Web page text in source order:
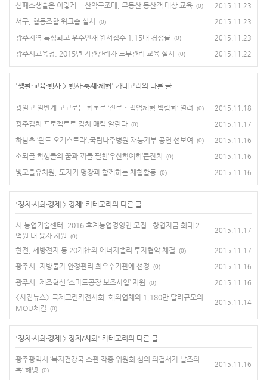
심폐소생술은 이렇게… 산악구조대, 무등산 등산객 대상 교육 (0) 2015.11.23
서구, 협동조합 워크숍 실시 (0) 2015.11.23
광주지역 특성화고 우수인재 원서접수 1.15대 경쟁률 (0) 2015.11.23
광주시교육청, 2015년 기관관리자 노무관리 교육 실시 (0) 2015.11.22
'생활·교육·행사> 행사·축제·체험' 카테고리의 다른 글
광일고 일반계 고교로는 최초로 ‘진로・직업체험 박람회’ 열려 (0) 2015.11.18
광주김치 프로젝트로 김치 매력 알린다 (0) 2015.11.17
하남초 ‘윈드 오케스트라’,국립나주병원 재능기부 공연 선보여 (0) 2015.11.16
소뫼골 학생들의 꿈과 끼를 펼친‘우산학예회’큰잔치 (0) 2015.11.16
빛고을유치원, 도자기 명장과 함께하는 체험활동 (0) 2015.11.16
'정치·사회·경제 > 경제' 카테고리의 다른 글
시 농업기술센터, 2016 후계농업경영인 모집 - 창업자금 최대 2
억원 내 융자 지원
(0)
2015.11.17
한전, 세방전지 등 20개社와 에너지밸리 투자협약 체결 (0) 2015.11.17
광주시, 지방물가 안정관리 최우수기관에 선정 (0) 2015.11.16
광주시, 제조혁신 ‘스마트공장 보조사업’ 지원 (0) 2015.11.16
<사진뉴스> 국제그린카전시회, 해외업체와 1,180만 달러규모의
MOU체결
(0)
2015.11.14
'정치·사회·경제 > 정치/사회' 카테고리의 다른 글
광주광역시 ‘복지건강국 소관 각종 위원회 심의 의결서가 날조의
혹’ 해명
(0)
2015.11.16